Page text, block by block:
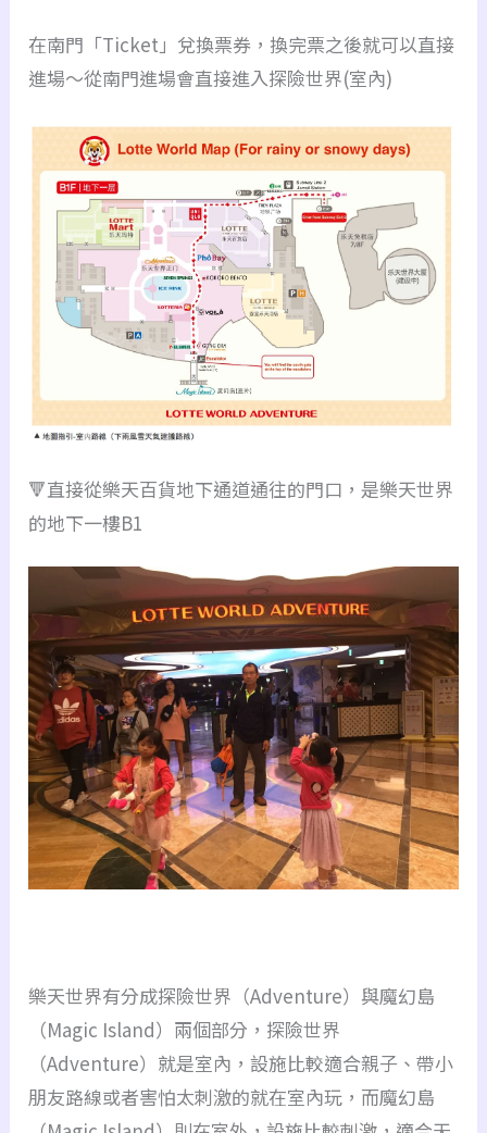
在南門「Ticket」兌換票券，換完票之後就可以直接
進場～從南門進場會直接進入探險世界(室內)
🔻直接從樂天百貨地下通道通往的門口，是樂天世界
的地下一樓B1
樂天世界有分成探險世界（Adventure）與魔幻島
（Magic Island）兩個部分，探險世界
（Adventure）就是室內，設施比較適合親子、帶小
朋友路線或者害怕太刺激的就在室內玩，而魔幻島